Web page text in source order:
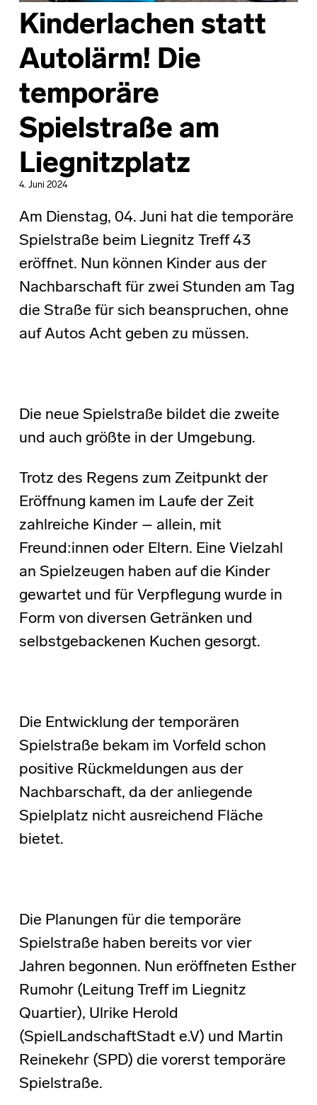
Kinderlachen statt
Autolärm! Die
temporäre
Spielstraße am
Liegnitzplatz
4. Juni 2024
Am Dienstag, 04. Juni hat die temporäre
Spielstraße beim Liegnitz Treff 43
eröffnet. Nun können Kinder aus der
Nachbarschaft für zwei Stunden am Tag
die Straße für sich beanspruchen, ohne
auf Autos Acht geben zu müssen.
Die neue Spielstraße bildet die zweite
und auch größte in der Umgebung.
Trotz des Regens zum Zeitpunkt der
Eröffnung kamen im Laufe der Zeit
zahlreiche Kinder – allein, mit
Freund:innen oder Eltern. Eine Vielzahl
an Spielzeugen haben auf die Kinder
gewartet und für Verpflegung wurde in
Form von diversen Getränken und
selbstgebackenen Kuchen gesorgt.
Die Entwicklung der temporären
Spielstraße bekam im Vorfeld schon
positive Rückmeldungen aus der
Nachbarschaft, da der anliegende
Spielplatz nicht ausreichend Fläche
bietet.
Die Planungen für die temporäre
Spielstraße haben bereits vor vier
Jahren begonnen. Nun eröffneten Esther
Rumohr (Leitung Treff im Liegnitz
Quartier), Ulrike Herold
(SpielLandschaftStadt e.V) und Martin
Reinekehr (SPD) die vorerst temporäre
Spielstraße.